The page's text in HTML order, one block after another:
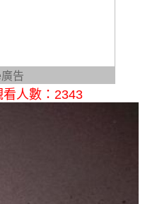
告
人數：2343